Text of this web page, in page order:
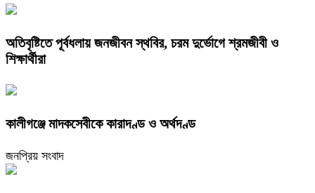
অতিবৃষ্টিতে পূর্বধলায় জনজীবন স্থবির, চরম দুর্ভোগে শ্রমজীবী ও
শিক্ষার্থীরা
কালীগঞ্জে মাদকসেবীকে কারাদণ্ড ও অর্থদণ্ড
জনপ্রিয় সংবাদ